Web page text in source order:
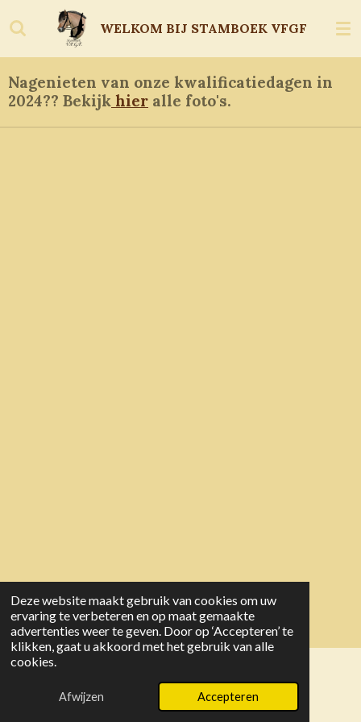
Deze website maakt gebruik van cookies om uw
ervaring te verbeteren en op maat gemaakte
advertenties weer te geven. Door op ‘Accepteren’ te
klikken, gaat u akkoord met het gebruik van alle
cookies.
Afwijzen Accepteren
direct
naar
de
hoofdinhoud
WELKOM BIJ STAMBOEK VFGF
Nagenieten van onze kwalificatiedagen in
2024?? Bekijk hier alle foto's.
JouwWeb